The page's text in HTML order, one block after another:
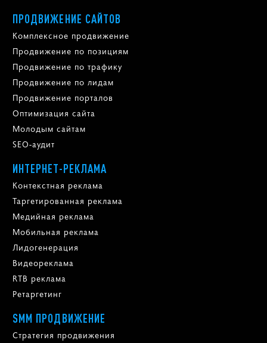
ПРОДВИЖЕНИЕ САЙТОВ
Комплексное продвижение
Продвижение по позициям
Продвижение по трафику
Продвижение по лидам
Продвижение порталов
Оптимизация сайта
Молодым сайтам
SEO-аудит
ИНТЕРНЕТ-РЕКЛАМА
Контекстная реклама
Таргетированная реклама
Медийная реклама
Мобильная реклама
Лидогенерация
Видеореклама
RTB реклама
Ретаргетинг
SMM ПРОДВИЖЕНИЕ
Стратегия продвижения